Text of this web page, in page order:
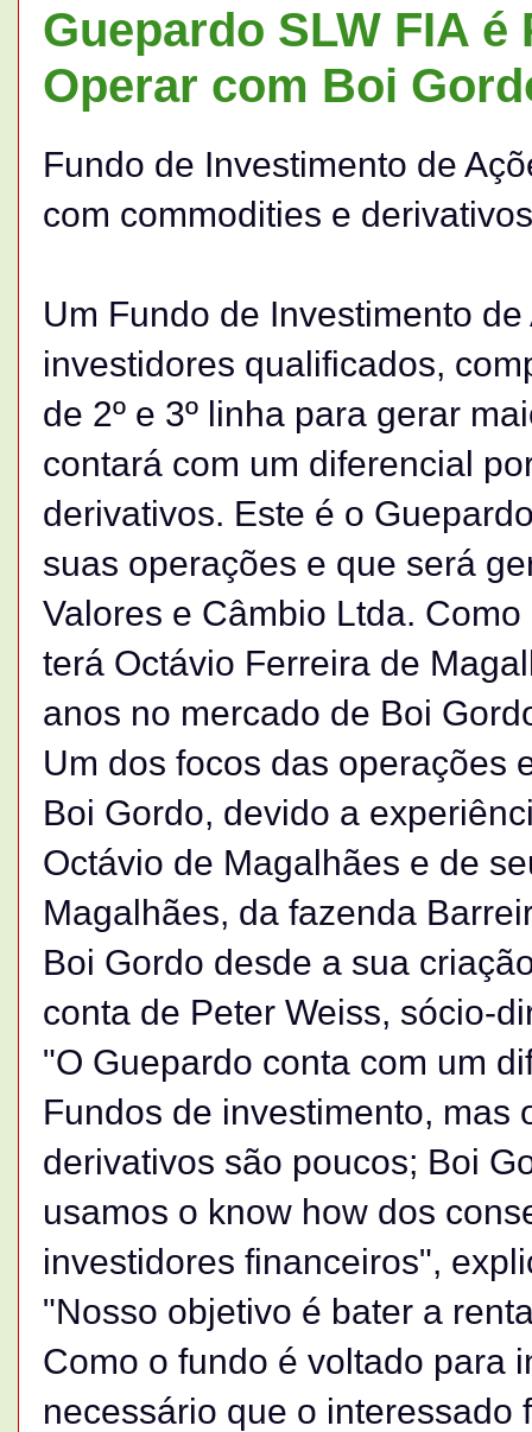
Guepardo SLW FIA
Operar com Boi
Fundo de Investimento de
com commodities e derivativos
Um Fundo de Investimento
investidores qualificados,
de 2º e 3º linha para gerar
contará com um diferencial
derivativos. Este é o
suas operações e que será
Valores e Câmbio Ltda.
terá Octávio Ferreira de
anos no mercado de Boi
Um dos focos das operações
Boi Gordo, devido a
Octávio de Magalhães e de
Magalhães, da fazenda
Boi Gordo desde a sua
conta de Peter Weiss, sócio-
"O Guepardo conta com um
Fundos de investimento, mas
derivativos são poucos; Boi
usamos o know how dos
investidores financeiros",
"Nosso objetivo é bater a
Como o fundo é voltado para
necessário que o